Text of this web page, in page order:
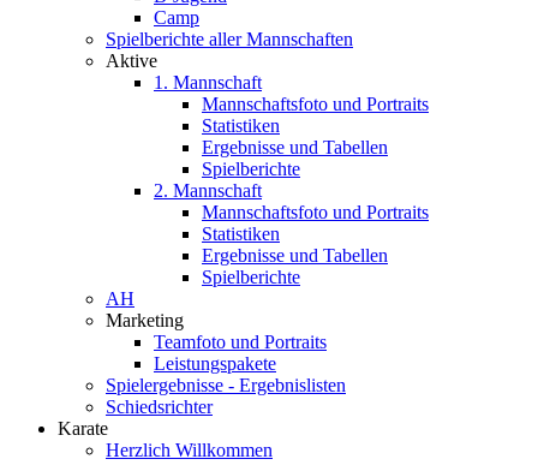
Camp
Spielberichte aller Mannschaften
Aktive
1. Mannschaft
Mannschaftsfoto und Portraits
Statistiken
Ergebnisse und Tabellen
Spielberichte
2. Mannschaft
Mannschaftsfoto und Portraits
Statistiken
Ergebnisse und Tabellen
Spielberichte
AH
Marketing
Teamfoto und Portraits
Leistungspakete
Spielergebnisse - Ergebnislisten
Schiedsrichter
Karate
Herzlich Willkommen